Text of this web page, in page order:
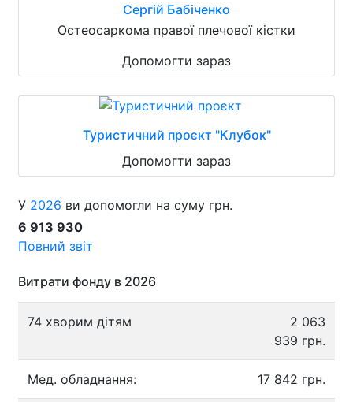
Сергій Бабіченко
Остеосаркома правої плечової кістки
Допомогти зараз
Туристичний проєкт "Клубок"
Допомогти зараз
У 2026 ви допомогли на суму грн.
6 913 930
Повний звіт
Витрати фонду в 2026
74 хворим дітям
2 063
939 грн.
Мед. обладнання: 17 842 грн.